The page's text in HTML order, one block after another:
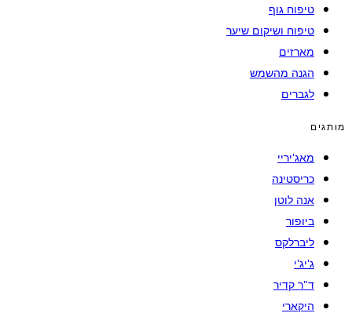
טיפוח גוף
טיפוח ושיקום שיער
מארזים
הגנה מהשמש
לגברים
מותגים
מאג'יריי
כריסטינה
אנה לוטן
ביופור
ליברלקס
ג'יג'י
ד"ר קדיר
היקארי